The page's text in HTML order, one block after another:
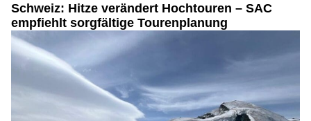
Schweiz: Hitze verändert Hochtouren – SAC
empfiehlt sorgfältige Tourenplanung